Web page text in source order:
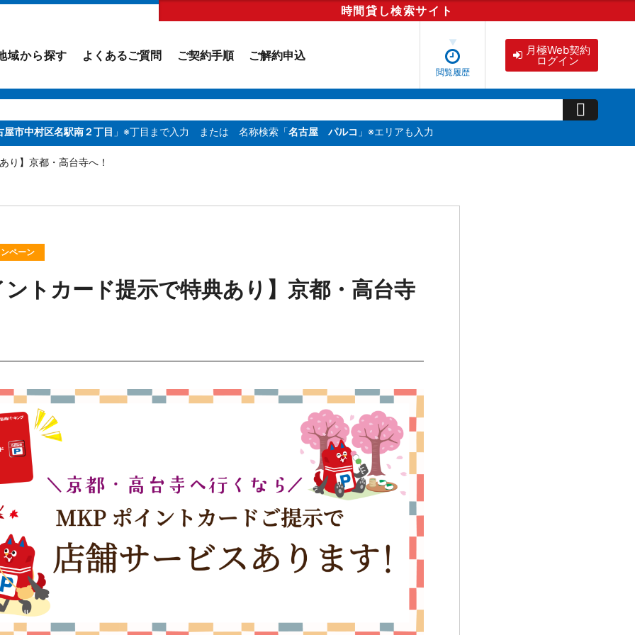
時間貸し検索サイト
域から探す よくあるご質問 ご契約手順 ご解約申込
閲覧履歴
月極Web契約
ログイン
屋市中村区名駅南２丁目 」※丁目まで入力 または 名称検索「名古屋 パルコ 」※エリアも入力
り】京都・高台寺へ！
ペーン
トカード提示で特典あり】京都・高台寺